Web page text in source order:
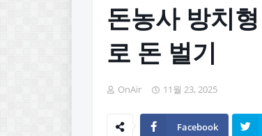
돈농사 방치
로 돈 벌기
OnAir 11월 23, 2025
Facebook